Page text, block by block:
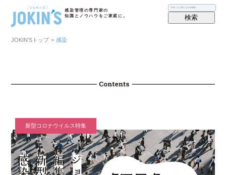
感染管理の専門家の
知識とノウハウをご家庭に。
検索
JOKIN′Sトップ > 感染
新型コロナウイルス特集